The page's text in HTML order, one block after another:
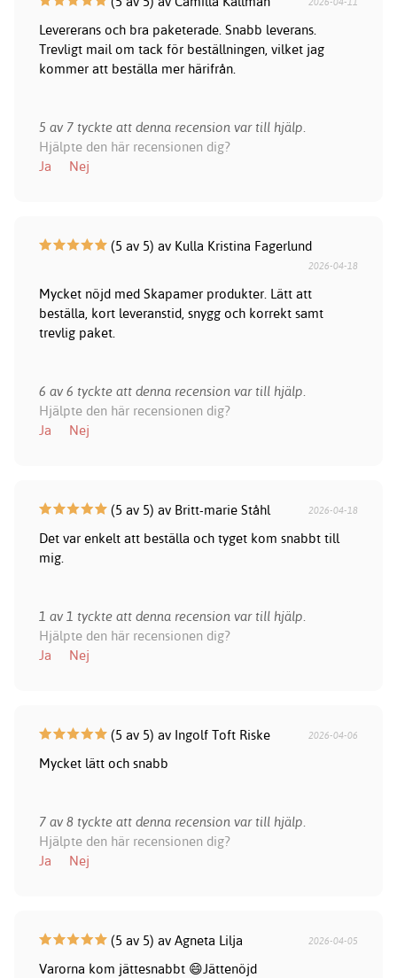
Levererans och bra paketerade. Snabb leverans.
Trevligt mail om tack för beställningen, vilket jag
kommer att beställa mer härifrån.
5 av 7 tyckte att denna recension var till hjälp.
Hjälpte den här recensionen dig?
Ja
Nej
(5 av 5) av Kulla Kristina Fagerlund
2026-04-18
Mycket nöjd med Skapamer produkter. Lätt att
beställa, kort leveranstid, snygg och korrekt samt
trevlig paket.
6 av 6 tyckte att denna recension var till hjälp.
Hjälpte den här recensionen dig?
Ja
Nej
(5 av 5) av Britt-marie Ståhl 2026-04-18
Det var enkelt att beställa och tyget kom snabbt till
mig.
1 av 1 tyckte att denna recension var till hjälp.
Hjälpte den här recensionen dig?
Ja
Nej
(5 av 5) av Ingolf Toft Riske 2026-04-06
Mycket lätt och snabb
7 av 8 tyckte att denna recension var till hjälp.
Hjälpte den här recensionen dig?
Ja
Nej
(5 av 5) av Agneta Lilja 2026-04-05
Varorna kom jättesnabbt 😄Jättenöjd